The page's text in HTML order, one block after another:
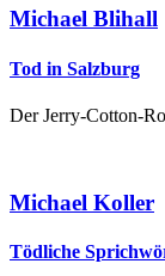
Michael Blihall
Tod in Salzburg
Der Jerry-Cotton-
Michael Koller
Tödliche